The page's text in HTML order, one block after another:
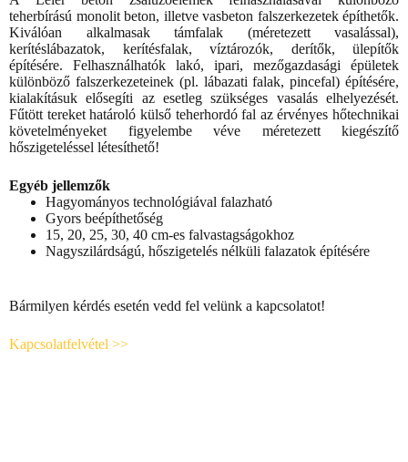
teherbírású monolit beton, illetve vasbeton falszerkezetek építhetők.
Kiválóan alkalmasak támfalak (méretezett vasalással),
kerítéslábazatok, kerítésfalak, víztározók, derítők, ülepítők
építésére. Felhasználhatók lakó, ipari, mezőgazdasági épületek
különböző falszerkezeteinek (pl. lábazati falak, pincefal) építésére,
kialakításuk elősegíti az esetleg szükséges vasalás elhelyezését.
Fűtött tereket határoló külső teherhordó fal az érvényes hőtechnikai
követelményeket figyelembe véve méretezett kiegészítő
hőszigeteléssel létesíthető!
Egyéb jellemzők
Hagyományos technológiával falazható
Gyors beépíthetőség
15, 20, 25, 30, 40 cm-es falvastagságokhoz
Nagyszilárdságú, hőszigetelés nélküli falazatok építésére
Bármilyen kérdés esetén vedd fel velünk a kapcsolatot!
Kapcsolatfelvétel >>